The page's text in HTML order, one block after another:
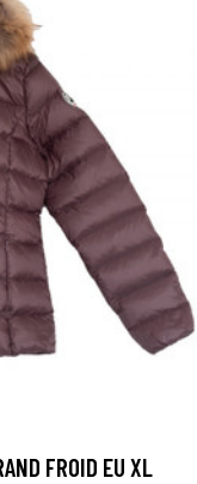
FROID EU XL